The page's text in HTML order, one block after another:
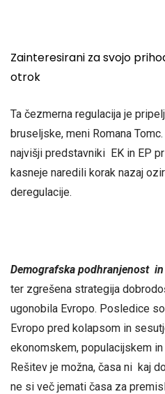
Zainteresirani za svojo
otrok
Ta čezmerna regulacija je
bruseljske, meni Romana
najvišji predstavniki EK in EP
kasneje naredili korak nazaj
deregulacije.
Demografska podhranjenost
ter zgrešena strategija
ugonobila Evropo. Posledice
Evropo pred kolapsom in
ekonomskem, populacijskem
Rešitev je možna, časa ni kaj
ne si več jemati časa za